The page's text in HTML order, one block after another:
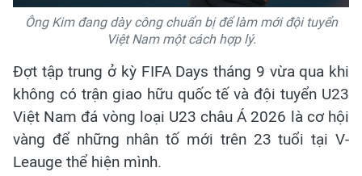
Ông Kim đang dày công chuẩn bị để làm mới đội tuyển
Việt Nam một cách hợp lý.
Đợt tập trung ở kỳ FIFA Days tháng 9 vừa qua khi
không có trận giao hữu quốc tế và đội tuyển U23
Việt Nam đá vòng loại U23 châu Á 2026 là cơ hội
vàng để những nhân tố mới trên 23 tuổi tại V-
Leauge thể hiện mình.